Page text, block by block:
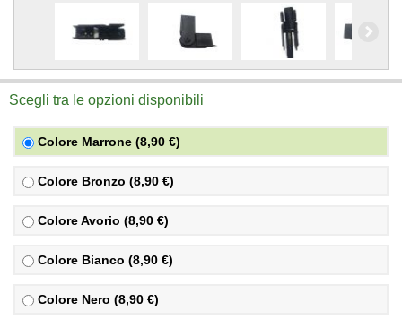
Scegli tra le opzioni disponibili
Colore Marrone (8,90 €)
Colore Bronzo (8,90 €)
Colore Avorio (8,90 €)
Colore Bianco (8,90 €)
Colore Nero (8,90 €)